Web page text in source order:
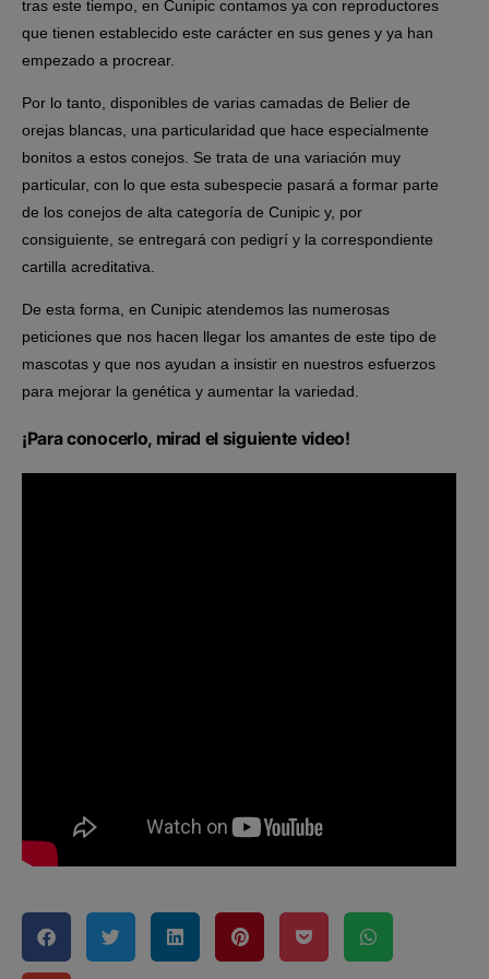
tras este tiempo, en Cunipic contamos ya con reproductores
que tienen establecido este carácter en sus genes y ya han
empezado a procrear.
Por lo tanto, disponibles de varias camadas de Belier de
orejas blancas, una particularidad que hace especialmente
bonitos a estos conejos. Se trata de una variación muy
particular, con lo que esta subespecie pasará a formar parte
de los conejos de alta categoría de Cunipic y, por
consiguiente, se entregará con pedigrí y la correspondiente
cartilla acreditativa.
De esta forma, en Cunipic atendemos las numerosas
peticiones que nos hacen llegar los amantes de este tipo de
mascotas y que nos ayudan a insistir en nuestros esfuerzos
para mejorar la genética y aumentar la variedad.
¡Para conocerlo, mirad el siguiente video!